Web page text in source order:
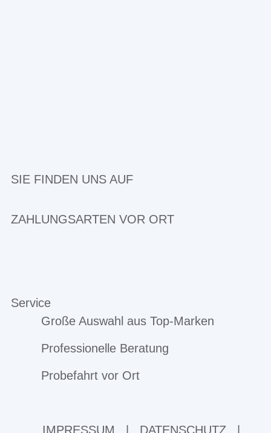
SIE FINDEN UNS AUF
ZAHLUNGSARTEN VOR ORT
Service
Große Auswahl aus Top-Marken
Professionelle Beratung
Probefahrt vor Ort
IMPRESSUM DATENSCHUTZ